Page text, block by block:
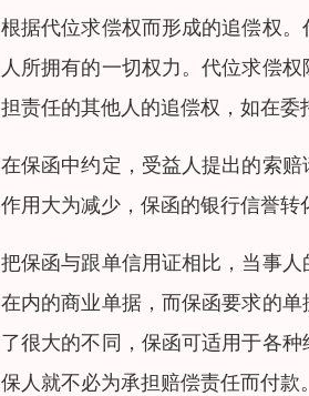
根据代位求偿权而形成的追偿权
人所拥有的一切权力。代位求偿
担责任的其他人的追偿权，如在
在保函中约定，受益人提出的索
作用大为减少，保函的银行信誉
把保函与跟单信用证相比，当事
在内的商业单据，而保函要求的
了很大的不同，保函可适用于各
保人就不必为承担赔偿责任而付款